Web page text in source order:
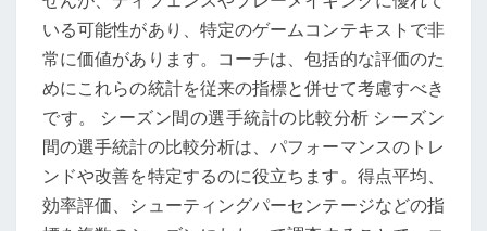
いる可能性があり、特定のゲームコンテキストで非
常に価値があります。コーチは、包括的な評価のた
めにこれらの統計を従来の指標と併せて考慮すべき
です。 シーズン間の選手統計の比較分析 シーズン
間の選手統計の比較分析は、パフォーマンスのトレ
ンドや改善を特定するのに役立ちます。得点平均、
効率評価、シューティングパーセンテージなどの指